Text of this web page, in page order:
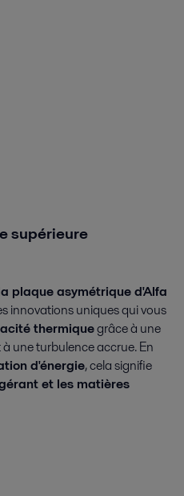
supérieure
plaque asymétrique d'Alfa
innovations uniques qui vous
thermiquegrâce à une
une turbulence accrue. En
d'énergie, cela signifie
et les matières